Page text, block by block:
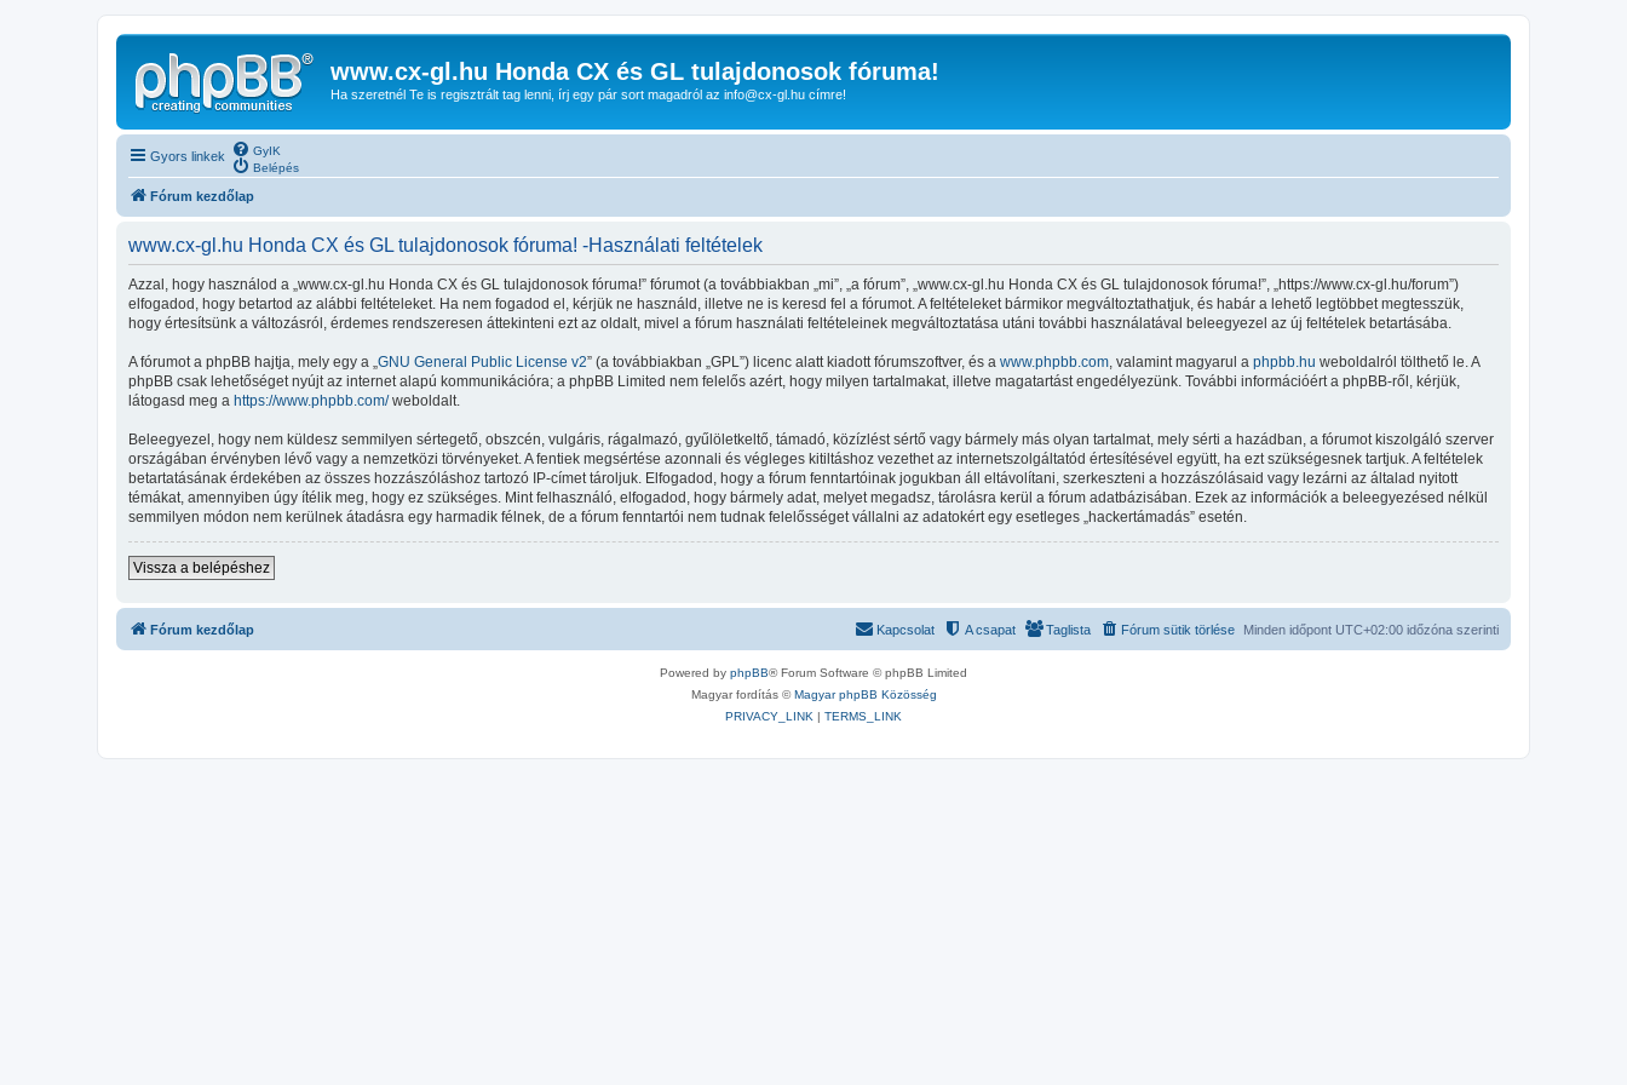
www.cx-gl.hu Honda CX és GL tulajdonosok fóruma!
Ha szeretnél Te is regisztrált tag lenni, írj egy pár sort magadról az info@cx-gl.hu címre!
Gyors linkek
GyIK
Belépés
Fórum kezdőlap
www.cx-gl.hu Honda CX és GL tulajdonosok fóruma! -Használati feltételek
Azzal, hogy használod a „www.cx-gl.hu Honda CX és GL tulajdonosok fóruma!” fórumot (a továbbiakban „mi”, „a fórum”, „www.cx-gl.hu Honda CX és GL tulajdonosok fóruma!”, „https://www.cx-gl.hu/forum”)
elfogadod, hogy betartod az alábbi feltételeket. Ha nem fogadod el, kérjük ne használd, illetve ne is keresd fel a fórumot. A feltételeket bármikor megváltoztathatjuk, és habár a lehető legtöbbet megtesszük,
hogy értesítsünk a változásról, érdemes rendszeresen áttekinteni ezt az oldalt, mivel a fórum használati feltételeinek megváltoztatása utáni további használatával beleegyezel az új feltételek betartásába.
A fórumot a phpBB hajtja, mely egy a „ GNU General Public License v2” (a továbbiakban „GPL”) licenc alatt kiadott fórumszoftver, és a www.phpbb.com , valamint magyarul a phpbb.hu weboldalról tölthető le. A
phpBB csak lehetőséget nyújt az internet alapú kommunikációra; a phpBB Limited nem felelős azért, hogy milyen tartalmakat, illetve magatartást engedélyezünk. További információért a phpBB-ről, kérjük,
látogasd meg a https://www.phpbb.com/weboldalt.
Beleegyezel, hogy nem küldesz semmilyen sértegető, obszcén, vulgáris, rágalmazó, gyűlöletkeltő, támadó, közízlést sértő vagy bármely más olyan tartalmat, mely sérti a hazádban, a fórumot kiszolgáló szerver
országában érvényben lévő vagy a nemzetközi törvényeket. A fentiek megsértése azonnali és végleges kitiltáshoz vezethet az internetszolgáltatód értesítésével együtt, ha ezt szükségesnek tartjuk. A feltételek
betartatásának érdekében az összes hozzászóláshoz tartozó IP-címet tároljuk. Elfogadod, hogy a fórum fenntartóinak jogukban áll eltávolítani, szerkeszteni a hozzászólásaid vagy lezárni az általad nyitott
témákat, amennyiben úgy ítélik meg, hogy ez szükséges. Mint felhasználó, elfogadod, hogy bármely adat, melyet megadsz, tárolásra kerül a fórum adatbázisában. Ezek az információk a beleegyezésed nélkül
semmilyen módon nem kerülnek átadásra egy harmadik félnek, de a fórum fenntartói nem tudnak felelősséget vállalni az adatokért egy esetleges „hackertámadás” esetén.
Vissza a belépéshez
Fórum kezdőlap Minden időpont UTC+02:00 időzóna szerinti
Fórum sütik törlése
Taglista
A csapat
Kapcsolat
Powered by phpBB® Forum Software © phpBB Limited
Magyar fordítás ©Magyar phpBB Közösség
PRIVACY_LINK | TERMS_LINK